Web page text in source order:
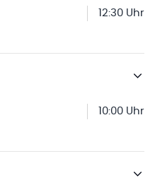
12:30 Uhr
10:00 Uhr